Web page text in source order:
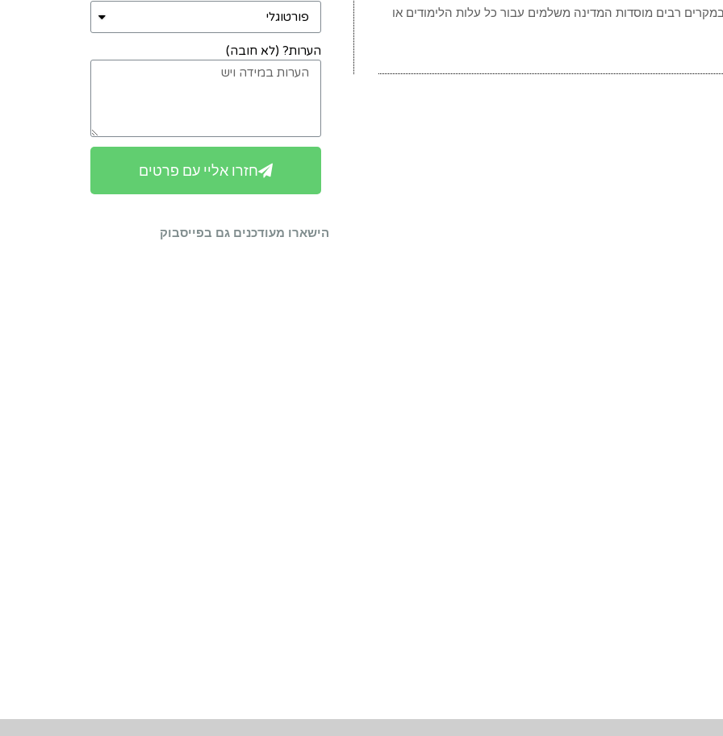
רבים מוסדות המדינה משלמים עבור כל עלות הלימודים או
הערות? (לא חובה)
חזרו אליי עם פרטים
הישארו מעודכנים גם בפייסבוק